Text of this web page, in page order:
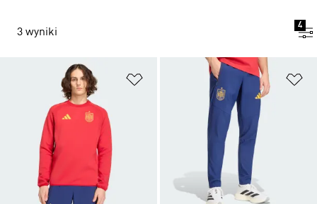
3 wyniki
4
Dodaj do listy życzeń